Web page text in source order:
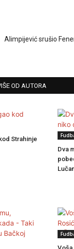
Alimpijević srušio
OD AUTORA
Strahinje
Dva